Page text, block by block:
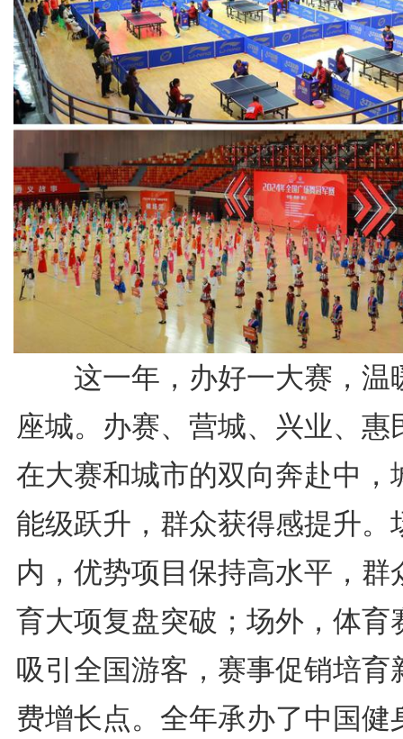
这一年，办好一大赛，温
座城。办赛、营城、兴业、惠
在大赛和城市的双向奔赴中，
能级跃升，群众获得感提升。
内，优势项目保持高水平，群
育大项复盘突破；场外，体育
吸引全国游客，赛事促销培育
费增长点。全年承办了中国健